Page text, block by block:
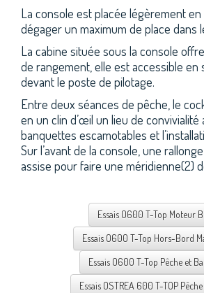
La console est placée légèrement
dégager un maximum de place dans
La cabine située sous la console
de rangement, elle est accessible en
devant le poste de pilotage.
Entre deux séances de pêche, le
en un clin d’œil un lieu de convivialité
banquettes escamotables et
Sur l’avant de la console, une
assise pour faire une méridienne(2)
Essais O600 T-Top Moteur
Essais O600 T-Top Hors-Bord
Essais O600 T-Top Pêche et
Essais OSTREA 600 T-TOP